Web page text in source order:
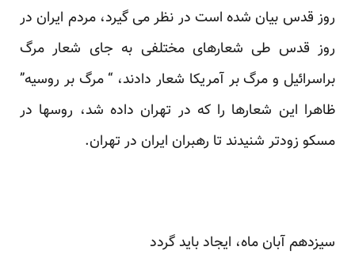
روز قدس بیان شده است در نظر می گیرد، مردم ایران در
روز قدس طی شعارهای مختلفی به جای شعار مرگ
براسرائیل و مرگ بر آمریکا شعار دادند، “ مرگ بر روسیه”
ظاهرا این شعارها را که در تهران داده شد، روسها در
مسکو زودتر شنیدند تا رهبران ایران در تهران.
سیزدهم آبان ماه، ایجاد باید گردد